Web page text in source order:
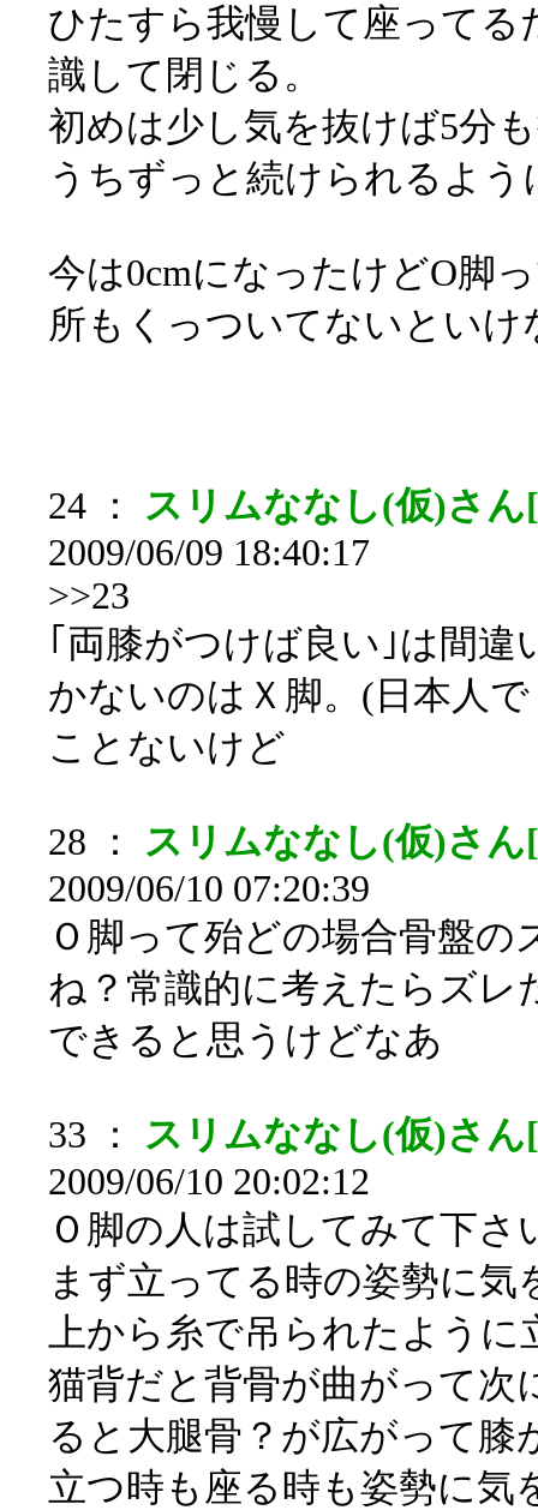
ひたすら我慢して座ってる
識して閉じる。
初めは少し気を抜けば5分
うちずっと続けられるよう
今は0cmになったけどO脚
所もくっついてないといけ
24 ： スリムななし(仮)さん
2009/06/09 18:40:17
>>23
｢両膝がつけば良い｣は間
かないのはＸ脚。(日本人
ことないけど
28 ： スリムななし(仮)さん
2009/06/10 07:20:39
Ｏ脚って殆どの場合骨盤の
ね？常識的に考えたらズレ
できると思うけどなあ
33 ： スリムななし(仮)さん
2009/06/10 20:02:12
Ｏ脚の人は試してみて下さ
まず立ってる時の姿勢に気
上から糸で吊られたように
猫背だと背骨が曲がって次
ると大腿骨？が広がって膝
立つ時も座る時も姿勢に気